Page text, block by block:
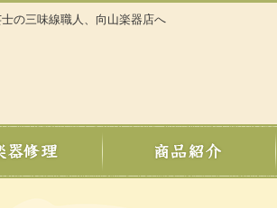
の三味線職人、向山楽器店へ